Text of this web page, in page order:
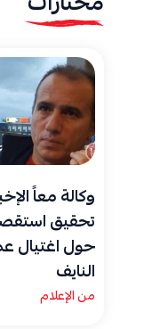
وكالة معاً
تحقيق
حول اغتيال
النايف
من الإعلام